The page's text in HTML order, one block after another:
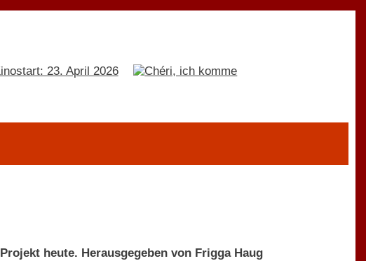
heute. Herausgegeben von Frigga Haug